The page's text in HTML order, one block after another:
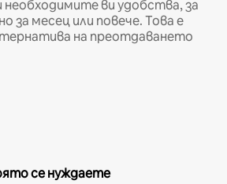
необходимите ви удобства, за
за месец или повече. Това е
на преотдаването
се нуждаете